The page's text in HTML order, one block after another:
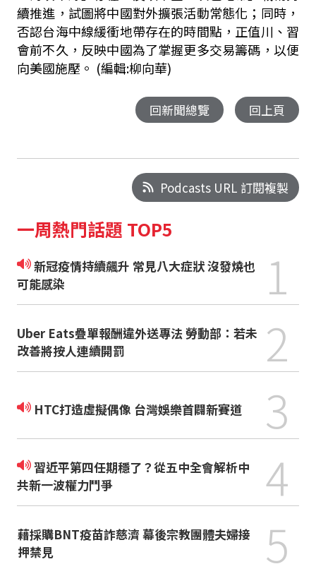
續推進，試圖將中國對外擴張活動常態化；同時，
否認台海中線緩衝地帶存在的時間點，正值川、習
會前不久，反映中國為了掌握更多交易籌碼，以便
向美國施壓。 (編輯:柳向華)
回新聞總覽 回上頁
Podcasts URL 訂閱複製
一周熱門話題 TOP5
新冠疫情持續飆升 常見八大症狀 沒發燒也
可能感染
1
Uber Eats疊單報酬違外送專法 勞動部：若未
改善將按人連續開罰
2
HTC打造虛擬偶像 台灣娛樂首闢新賽道 3
習近平第四任期穩了？從五中全會解析中
共新一波權力鬥爭
4
藉採購BNT疫苗詐慈濟 幕後宗教團體夫婦接
押禁見
5